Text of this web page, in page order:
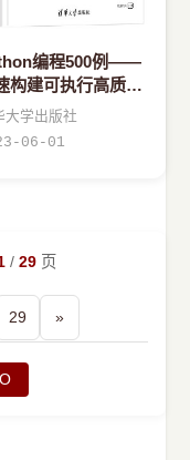
编程500例——
构建可执行高质量
大学出版社
06-01
/ 29 页
29 »